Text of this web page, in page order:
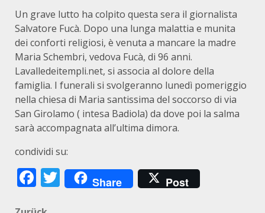
Un grave lutto ha colpito questa sera il giornalista
Salvatore Fucà. Dopo una lunga malattia e munita
dei conforti religiosi, è venuta a mancare la madre
Maria Schembri, vedova Fucà, di 96 anni.
Lavalledeitempli.net, si associa al dolore della
famiglia. I funerali si svolgeranno lunedì pomeriggio
nella chiesa di Maria santissima del soccorso di via
San Girolamo ( intesa Badiola) da dove poi la salma
sarà accompagnata all’ultima dimora.
condividi su:
Facebook
Twitter
Share Post